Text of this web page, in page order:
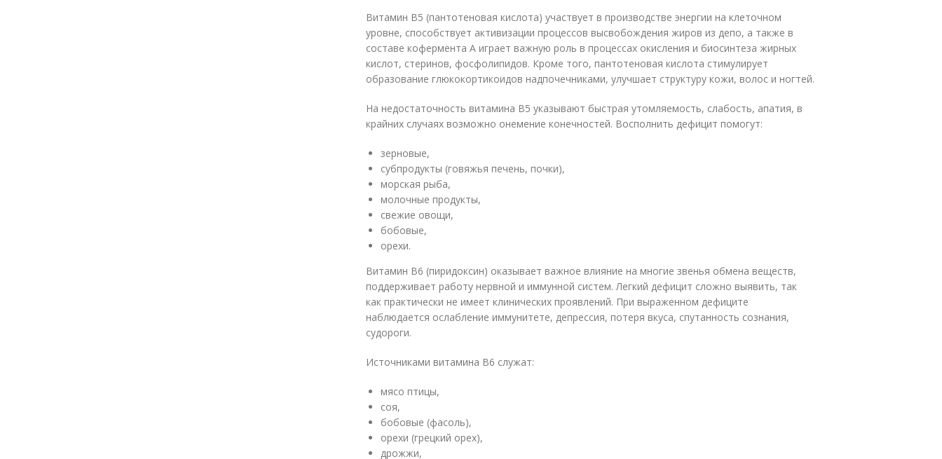
Витамин B5 (пантотеновая кислота) участвует в производстве энергии на клеточном
уровне, способствует активизации процессов высвобождения жиров из депо, а также в
составе кофермента А играет важную роль в процессах окисления и биосинтеза жирных
кислот, стеринов, фосфолипидов. Кроме того, пантотеновая кислота стимулирует
образование глюкокортикоидов надпочечниками, улучшает структуру кожи, волос и ногтей.
На недостаточность витамина B5 указывают быстрая утомляемость, слабость, апатия, в
крайних случаях возможно онемение конечностей. Восполнить дефицит помогут:
зерновые,
субпродукты (говяжья печень, почки),
морская рыба,
молочные продукты,
свежие овощи,
бобовые,
орехи.
Витамин B6 (пиридоксин) оказывает важное влияние на многие звенья обмена веществ,
поддерживает работу нервной и иммунной систем. Легкий дефицит сложно выявить, так
как практически не имеет клинических проявлений. При выраженном дефиците
наблюдается ослабление иммунитете, депрессия, потеря вкуса, спутанность сознания,
судороги.
Источниками витамина В6 служат:
мясо птицы,
соя,
бобовые (фасоль),
орехи (грецкий орех),
дрожжи,